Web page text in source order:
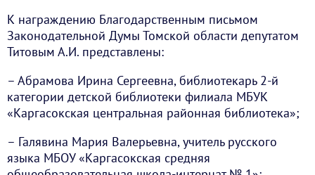
К награждению Благодарственным письмом
Законодательной Думы Томской области депутатом
Титовым А.И. представлены:
– Абрамова Ирина Сергеевна, библиотекарь 2-й
категории детской библиотеки филиала МБУК
«Каргасокская центральная районная библиотека»;
– Галявина Мария Валерьевна, учитель русского
языка МБОУ «Каргасокская средняя